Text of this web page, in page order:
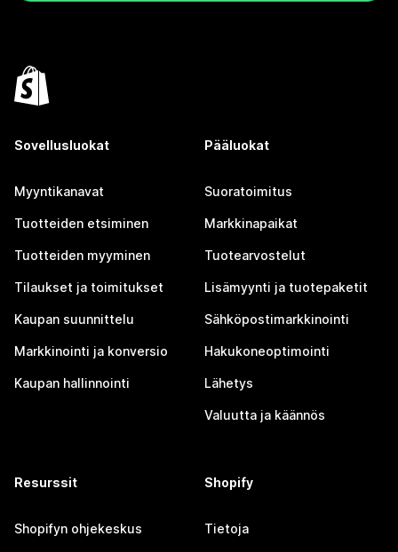
Sovellusluokat
Myyntikanavat
Tuotteiden etsiminen
Tuotteiden myyminen
Tilaukset ja toimitukset
Kaupan suunnittelu
Markkinointi ja konversio
Kaupan hallinnointi
Pääluokat
Suoratoimitus
Markkinapaikat
Tuotearvostelut
Lisämyynti ja tuotepaketit
Sähköpostimarkkinointi
Hakukoneoptimointi
Lähetys
Valuutta ja käännös
Resurssit
Shopifyn ohjekeskus
Shopify
Tietoja